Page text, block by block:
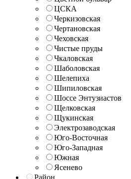
ЦСКА
Черкизовская
Чертановская
Чеховская
Чистые пруды
Чкаловская
Шаболовская
Шелепиха
Шипиловская
Шоссе Энтузиастов
Щелковская
Щукинская
Электрозаводская
Юго-Восточная
Юго-Западная
Южная
Ясенево
Район